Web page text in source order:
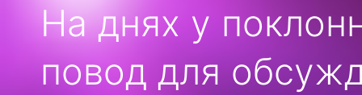
На днях у
повод для